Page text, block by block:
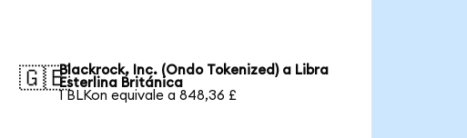
🇬🇧Blackrock, Inc. (Ondo Tokenized) a Libra
Esterlina Británica
1 BLKon equivale a 848,36 £